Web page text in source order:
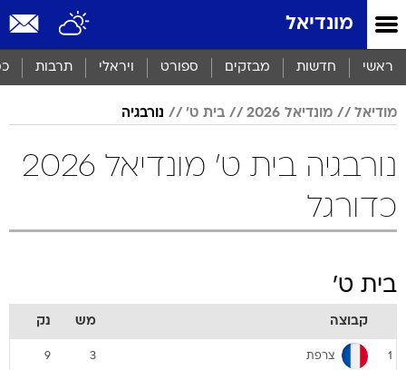
מונדיאל
ראשי חדשות מבזקים ספורט ויראלי תרבות
מודיאל מונדיאל 2026 בית ט' נורבגיה
נורבגיה בית ט' מונדיאל 2026
כדורגל
בית ט'
קבוצה מש נק
1 צרפת 3
9